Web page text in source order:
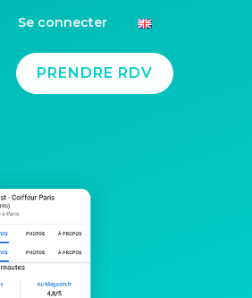
Se connecter
PRENDRE RDV